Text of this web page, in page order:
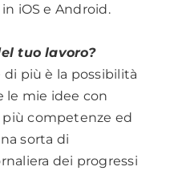
iOS e Android..
tuo lavoro?
più è la possibilità
le mie idee con
competenze ed
sorta di
dei progressi